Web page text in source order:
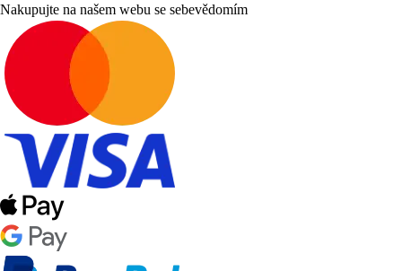
Nakupujte na našem webu se sebevědomím